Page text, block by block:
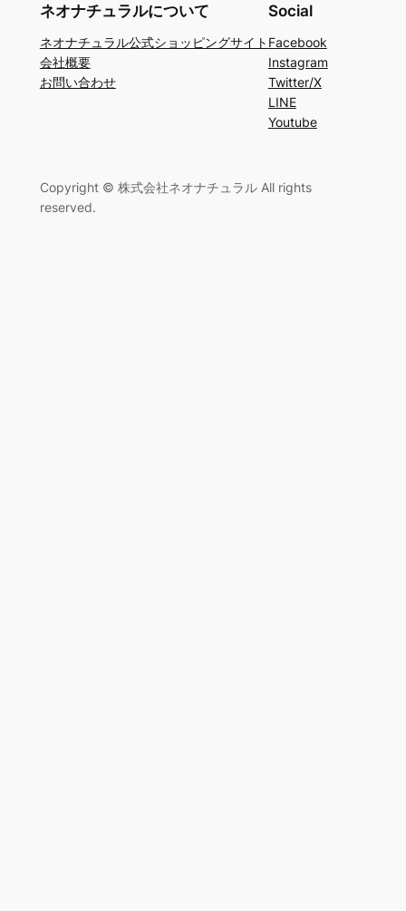
ネオナチュラルについて
ネオナチュラル公式ショッピングサイト
会社概要
お問い合わせ
Social
Facebook
Instagram
Twitter/X
LINE
Youtube
Copyright © 株式会社ネオナチュラル All rights
reserved.